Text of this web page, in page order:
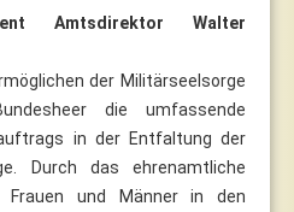
Amtsdirektor Walter
der Militärseelsorge
die umfassende
in der Entfaltung der
Durch das ehrenamtliche
Frauen und Männer in den